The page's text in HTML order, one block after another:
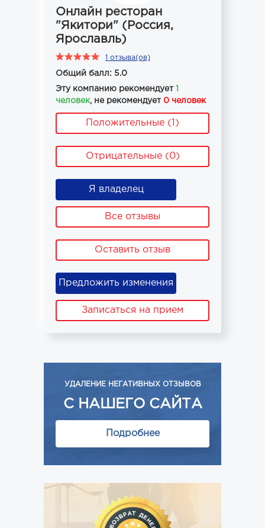
Онлайн ресторан
"Якитори" (Россия,
Ярославль)
1 отзыва(ов)
Общий балл: 5.0
Эту компанию рекомендует 1
человек, не рекомендует 0 человек
Положительные (1)
Отрицательные (0)
Я владелец
Все отзывы
Оставить отзыв
Предложить изменения
Записаться на прием
УДАЛЕНИЕ НЕГАТИВНЫХ ОТЗЫВОВ
С НАШЕГО САЙТА
Подробнее